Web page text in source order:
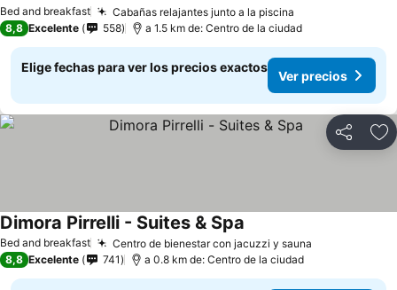
Bed and breakfast Cabañas relajantes junto a la piscina
8,8 Excelente 558 a 1.5 km de: Centro de la ciudad
Elige fechas para ver los precios exactos
Ver precios
Compartir
Bed and breakfast Centro de bienestar con jacuzzi y sauna
Dimora Pirrelli - Suites & Spa
8,8 Excelente 741 a 0.8 km de: Centro de la ciudad